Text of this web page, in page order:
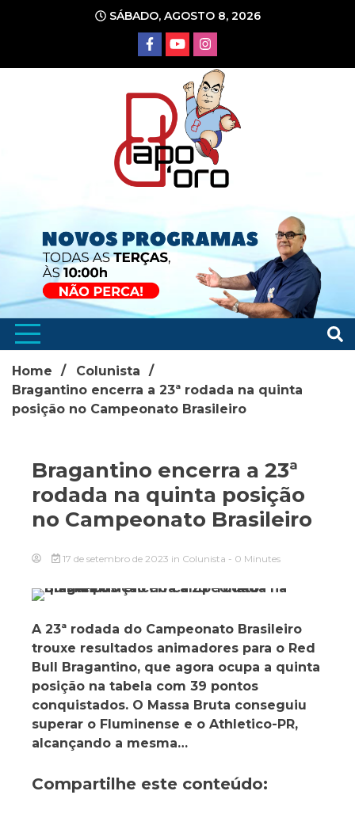
conteúdo
SÁBADO, AGOSTO 8, 2026
Home
Colunista
Bragantino encerra a 23ª rodada na quinta
posição no Campeonato Brasileiro
Bragantino encerra a 23ª
rodada na quinta posição
no Campeonato Brasileiro
17 de setembro de 2023 in Colunista - 0 Minutes
A 23ª rodada do Campeonato Brasileiro
trouxe resultados animadores para o Red
Bull Bragantino, que agora ocupa a quinta
posição na tabela com 39 pontos
conquistados. O Massa Bruta conseguiu
superar o Fluminense e o Athletico-PR,
alcançando a mesma…
Compartilhe este conteúdo: